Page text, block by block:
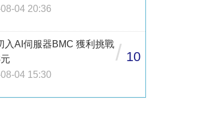
04 20:36
入AI伺服器BMC 獲利挑戰
04 15:30
/ 10